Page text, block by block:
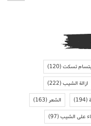
تسكت(120)
ازالة الشيب(222)
(194) الشعر(163)
على الشيب(97)